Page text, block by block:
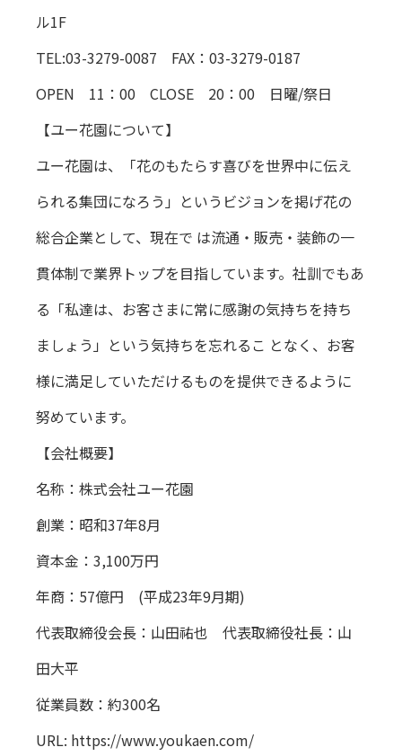
ル1F
TEL:03-3279-0087 FAX：03-3279-0187
OPEN 11：00 CLOSE 20：00 日曜/祭日
【ユー花園について】
ユー花園は、「花のもたらす喜びを世界中に伝え
られる集団になろう」というビジョンを掲げ花の
総合企業として、現在で は流通・販売・装飾の一
貫体制で業界トップを目指しています。社訓でもあ
る「私達は、お客さまに常に感謝の気持ちを持ち
ましょう」という気持ちを忘れるこ となく、お客
様に満足していただけるものを提供できるように
努めています。
【会社概要】
名称：株式会社ユー花園
創業：昭和37年8月
資本金：3,100万円
年商：57億円 (平成23年9月期)
代表取締役会長：山田祐也 代表取締役社長：山
田大平
従業員数：約300名
URL: https://www.youkaen.com/